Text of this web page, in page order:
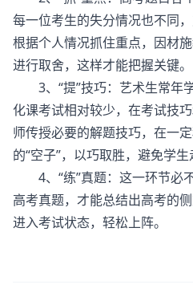
每一位考生的失分情况也不同
根据个人情况抓住重点，因材
进行取舍，这样才能把握关键。
3、“提”技巧：艺术生常年
化课考试相对较少，在考试技
师传授必要的解题技巧，在一
的“空子”，以巧取胜，避免学生
4、“练”真题：这一环节必
高考真题，才能总结出高考的
进入考试状态，轻松上阵。